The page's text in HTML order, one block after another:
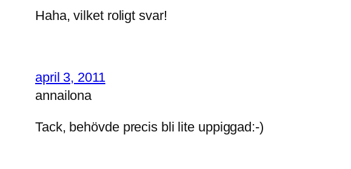
Haha, vilket roligt svar!
april 3, 2011
annailona
Tack, behövde precis bli lite uppiggad:-)